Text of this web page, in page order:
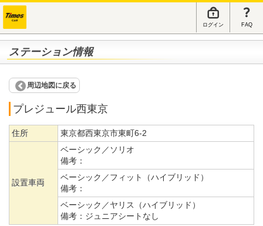
ログイン FAQ
ステーション情報
周辺地図に戻る
プレジュール西東京
住所 東京都西東京市東町6-2
設置車両
ベーシック／ソリオ
備考：
ベーシック／フィット（ハイブリッド）
備考：
ベーシック／ヤリス（ハイブリッド）
備考： ジュニアシートなし